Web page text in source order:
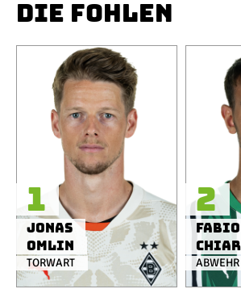
DIE FOHLEN
TORWART
Jonas
Omlin
1
ABWEHR
Fabio
2